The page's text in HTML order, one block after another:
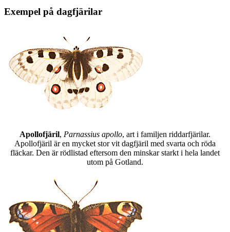
Exempel på dagfjärilar
Apollofjäril, Parnassius apollo, art i familjen riddarfjärilar.
Apollofjäril är en mycket stor vit dagfjäril med svarta och röda
fläckar. Den är rödlistad eftersom den minskar starkt i hela landet
utom på Gotland.